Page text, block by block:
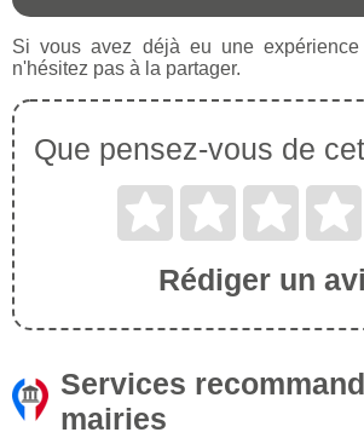
Si vous avez déjà eu une
n'hésitez pas à la partager.
Que pensez-vous de
Rédiger un
Services
mairies